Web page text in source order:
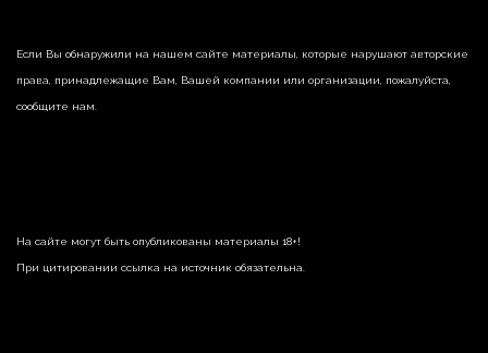
Если Вы обнаружили на нашем сайте материалы, которые нарушают авторские
права, принадлежащие Вам, Вашей компании или организации, пожалуйста,
сообщите нам.
На сайте могут быть опубликованы материалы 18+!
При цитировании ссылка на источник обязательна.